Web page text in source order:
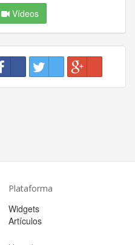
Vídeos
Plataforma
Widgets
Artículos